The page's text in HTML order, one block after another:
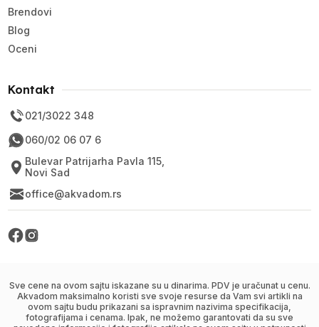
Brendovi
Blog
Oceni
Kontakt
021/3022 348
060/02 06 07 6
Bulevar Patrijarha Pavla 115,
Novi Sad
office@akvadom.rs
Sve cene na ovom sajtu iskazane su u dinarima. PDV je uračunat u cenu.
Akvadom maksimalno koristi sve svoje resurse da Vam svi artikli na
ovom sajtu budu prikazani sa ispravnim nazivima specifikacija,
fotografijama i cenama. Ipak, ne možemo garantovati da su sve